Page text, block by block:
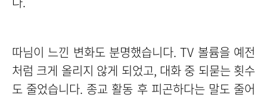
따님이 느낀 변화도 분명했습니다. TV 볼륨을 예전
처럼 크게 올리지 않게 되었고, 대화 중 되묻는 횟수
도 줄었습니다. 종교 활동 후 피곤하다는 말도 줄어